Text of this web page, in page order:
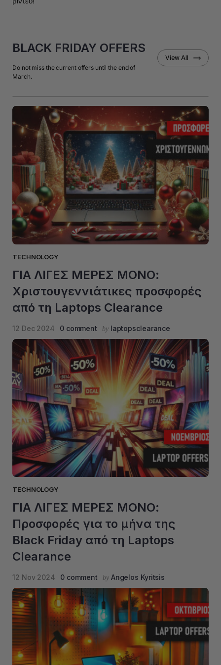
BLACK FRIDAY OFFERS
Do not miss the current offers until the end of
March.
View All
TECHNOLOGY
ΓΙΑ ΛΙΓΕΣ ΜΕΡΕΣ ΜΟΝΟ:
Χριστουγεννιάτικες προσφορές
από τη Laptops Clearance
12 Dec 2024 0 comment by laptopsclearance
TECHNOLOGY
ΓΙΑ ΛΙΓΕΣ ΜΕΡΕΣ ΜΟΝΟ:
Προσφορές για το μήνα της
Black Friday από τη Laptops
Clearance
12 Nov 2024 0 comment by Angelos Kyritsis